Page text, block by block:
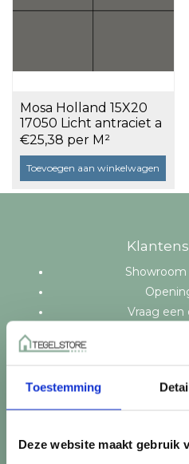
Toestemming
Deze website maakt gebruik
Mosa Holland 15X20
17050 Licht antraciet a
1,24 m²
€25,38 per M²
Toevoegen aan winkelwagen
Vraag een
Controle
Garantie